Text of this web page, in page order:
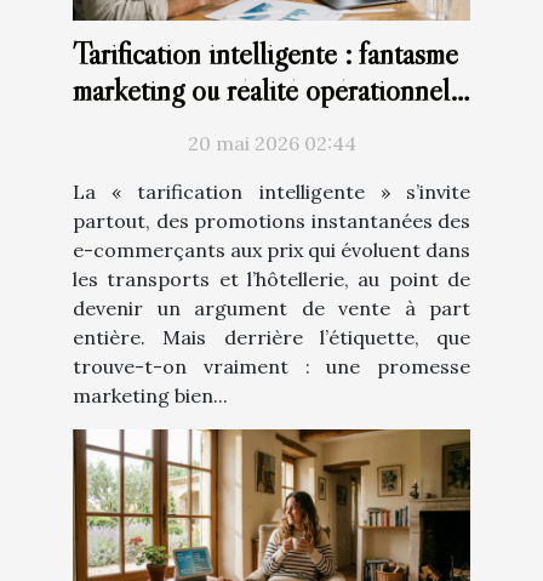
Tarification intelligente : fantasme
marketing ou réalité opérationnelle
20 mai 2026 02:44
La « tarification intelligente » s’invite
partout, des promotions instantanées des
e-commerçants aux prix qui évoluent dans
les transports et l’hôtellerie, au point de
devenir un argument de vente à part
entière. Mais derrière l’étiquette, que
trouve-t-on vraiment : une promesse
marketing bien...